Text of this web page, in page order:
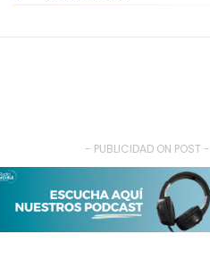
- PUBLICIDAD ON POST -